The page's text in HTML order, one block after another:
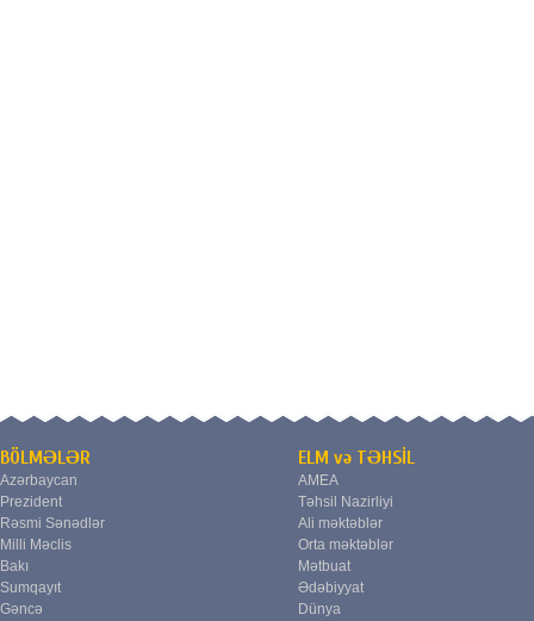
BÖLMƏLƏR
Azərbaycan
Prezident
Rəsmi Sənədlər
Milli Məclis
Bakı
Sumqayıt
Gəncə
ELM və TƏHSİL
AMEA
Təhsil Nazirliyi
Ali məktəblər
Orta məktəblər
Mətbuat
Ədəbiyyat
Dünya